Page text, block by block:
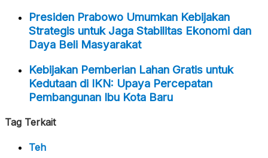
Presiden Prabowo Umumkan Kebijakan
Strategis untuk Jaga Stabilitas Ekonomi dan
Daya Beli Masyarakat
Kebijakan Pemberian Lahan Gratis untuk
Kedutaan di IKN: Upaya Percepatan
Pembangunan Ibu Kota Baru
Tag Terkait
Teh